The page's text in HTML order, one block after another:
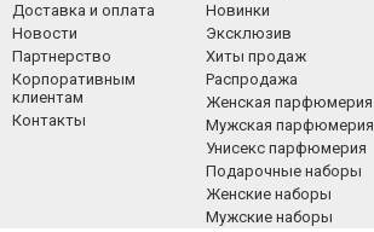
Доставка и оплата
Новости
Партнерство
Корпоративным
клиентам
Контакты
Новинки
Эксклюзив
Хиты продаж
Распродажа
Женская парфюмерия
Мужская парфюмерия
Унисекс парфюмерия
Подарочные наборы
Женские наборы
Мужские наборы